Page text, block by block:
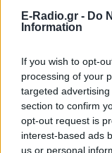
E-Radio.gr - Do
Information
If you wish to opt-
processing of your
targeted
section to confirm
opt-out request is
interest-based ads
us or personal
μάραθο, δυόσμο
ο ίδιος τόνισε
απλή
μεταλλικά μέρη
προσφέρουν
κάλυψη με
εντομολογικές